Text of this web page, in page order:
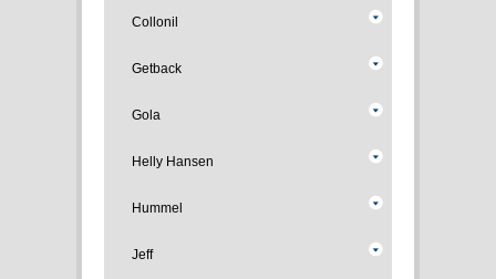
Collonil
Getback
Gola
Helly Hansen
Hummel
Jeff